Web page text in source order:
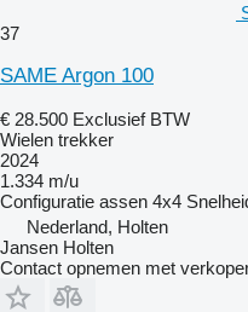
37
SAME Argon 100
€ 28.500 Exclusief BTW
Wielen trekker
2024
1.334 m/u
Configuratie assen 4x4
Nederland, Holten
Jansen Holten
Contact opnemen met